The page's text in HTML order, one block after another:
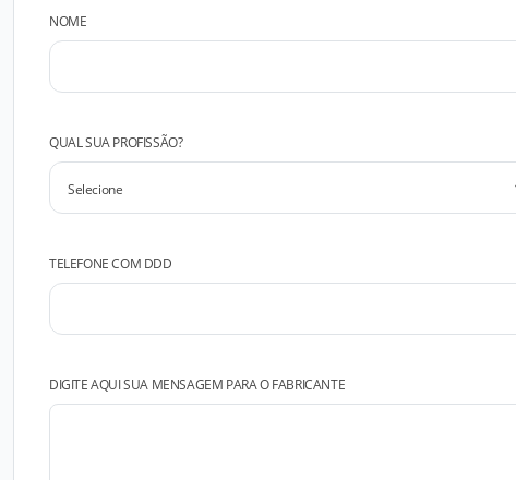
NOME
QUAL SUA PROFISSÃO?
TELEFONE COM DDD
DIGITE AQUI SUA MENSAGEM PARA O FABRICANTE